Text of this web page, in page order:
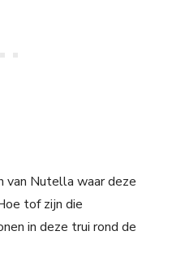
van Nutella waar deze
tof zijn die
in deze trui rond de